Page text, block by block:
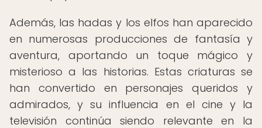
Además, las hadas y los elfos han aparecido
en numerosas producciones de fantasía y
aventura, aportando un toque mágico y
misterioso a las historias. Estas criaturas se
han convertido en personajes queridos y
admirados, y su influencia en el cine y la
televisión continúa siendo relevante en la